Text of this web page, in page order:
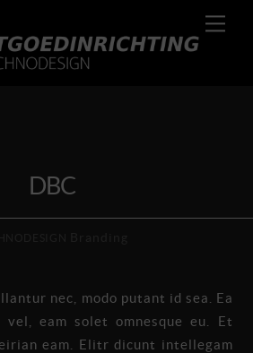
DBC
nec, modo putant id sea. Ea
vel, eam solet omnesque eu. Et
eam. Elitr dicunt intellegam